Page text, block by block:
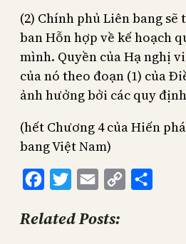
(2) Chính phủ Liên bang sẽ
ban Hỗn hợp về kế hoạch
mình. Quyền của Hạ nghị
của nó theo đoạn (1) của
ảnh hưởng bởi các quy
(hết Chương 4 của Hiến
bang Việt Nam)
FacebookTwitterEmail
Copy
Related Posts: